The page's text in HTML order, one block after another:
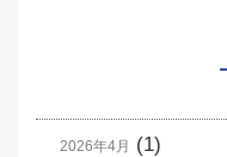
2026年4月 (1)